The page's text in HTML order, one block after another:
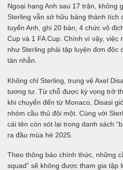
Ngoại hạng Anh sau 17 trận, không
Sterling vẫn sở hữu bảng thành tích
tuyển Anh, ghi 20 bàn; 4 chức vô
Cup và 1 FA Cup. Chính vì vậy, việc
như Sterling phải tập luyện đơn độc
tàn nhẫn.
Không chỉ Sterling, trung vệ Axel
tương tự. Từ chỗ được kỳ vọng trở
khi chuyển đến từ Monaco, Disasi
nhóm cầu thủ đội một. Cùng với
cái tên còn sót lại trong danh sách
ra đầu mùa hè 2025.
Theo thông báo chính thức, những
squad” sẽ không được tham gia tập